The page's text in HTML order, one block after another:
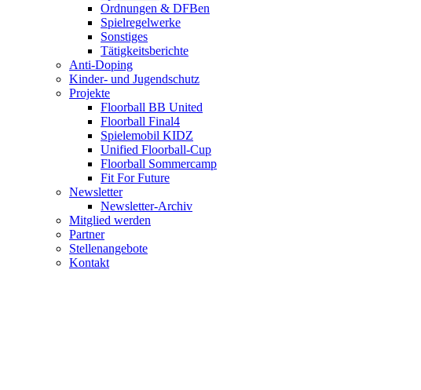
Ordnungen & DFBen
Spielregelwerke
Sonstiges
Tätigkeitsberichte
Anti-Doping
Kinder- und Jugendschutz
Projekte
Floorball BB United
Floorball Final4
Spielemobil KIDZ
Unified Floorball-Cup
Floorball Sommercamp
Fit For Future
Newsletter
Newsletter-Archiv
Mitglied werden
Partner
Stellenangebote
Kontakt